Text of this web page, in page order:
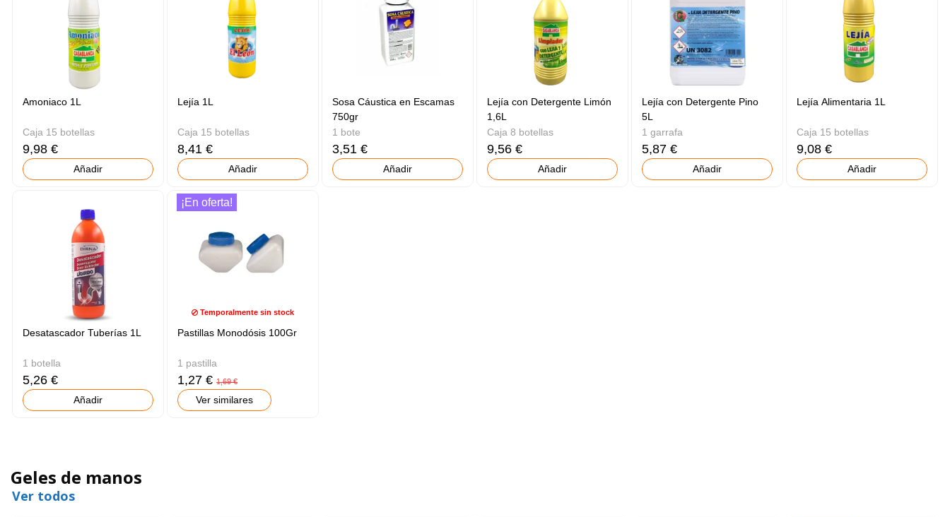
Amoniaco 1L
Caja 15 botellas
9,98 €
Añadir
Lejía 1L
Caja 15 botellas
8,41 €
Añadir
Sosa Cáustica en Escamas
750gr
1 bote
3,51 €
Añadir
Lejía con Detergente Limón
1,6L
Caja 8 botellas
9,56 €
Añadir
Lejía con Detergente Pino
5L
1 garrafa
5,87 €
Añadir
Lejía Alimentaria 1L
Caja 15 botellas
9,08 €
Añadir
Desatascador Tuberías 1L
1 botella
5,26 €
Añadir
¡En oferta!
Temporalmente sin stock
Pastillas Monodósis 100Gr
1 pastilla
1,27 €1,69 €
Ver similares
Geles de manos
Ver todos